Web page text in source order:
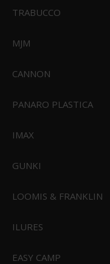
Sealskinz Harling WP
TRABUCCO
MJM
CANNON
PANARO PLASTICA
IMAX
GUNKI
LOOMIS & FRANKLIN
ILURES
EASY CAMP